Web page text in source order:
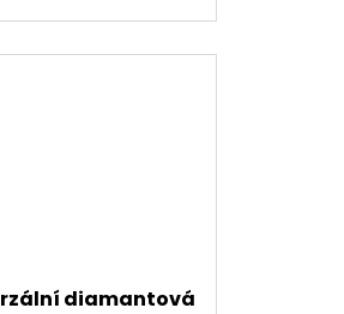
diamantová